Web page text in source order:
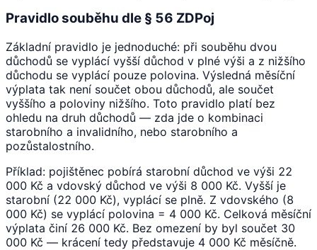
Pravidlo souběhu dle § 56 ZDPoj
Základní pravidlo je jednoduché: při souběhu dvou
důchodů se vyplácí vyšší důchod v plné výši a z nižšího
důchodu se vyplácí pouze polovina. Výsledná měsíční
výplata tak není součet obou důchodů, ale součet
vyššího a poloviny nižšího. Toto pravidlo platí bez
ohledu na druh důchodů — zda jde o kombinaci
starobního a invalidního, nebo starobního a
pozůstalostního.
Příklad: pojištěnec pobírá starobní důchod ve výši 22
000 Kč a vdovský důchod ve výši 8 000 Kč. Vyšší je
starobní (22 000 Kč), vyplácí se plně. Z vdovského (8
000 Kč) se vyplácí polovina = 4 000 Kč. Celková měsíční
výplata činí 26 000 Kč. Bez omezení by byl součet 30
000 Kč — krácení tedy představuje 4 000 Kč měsíčně.